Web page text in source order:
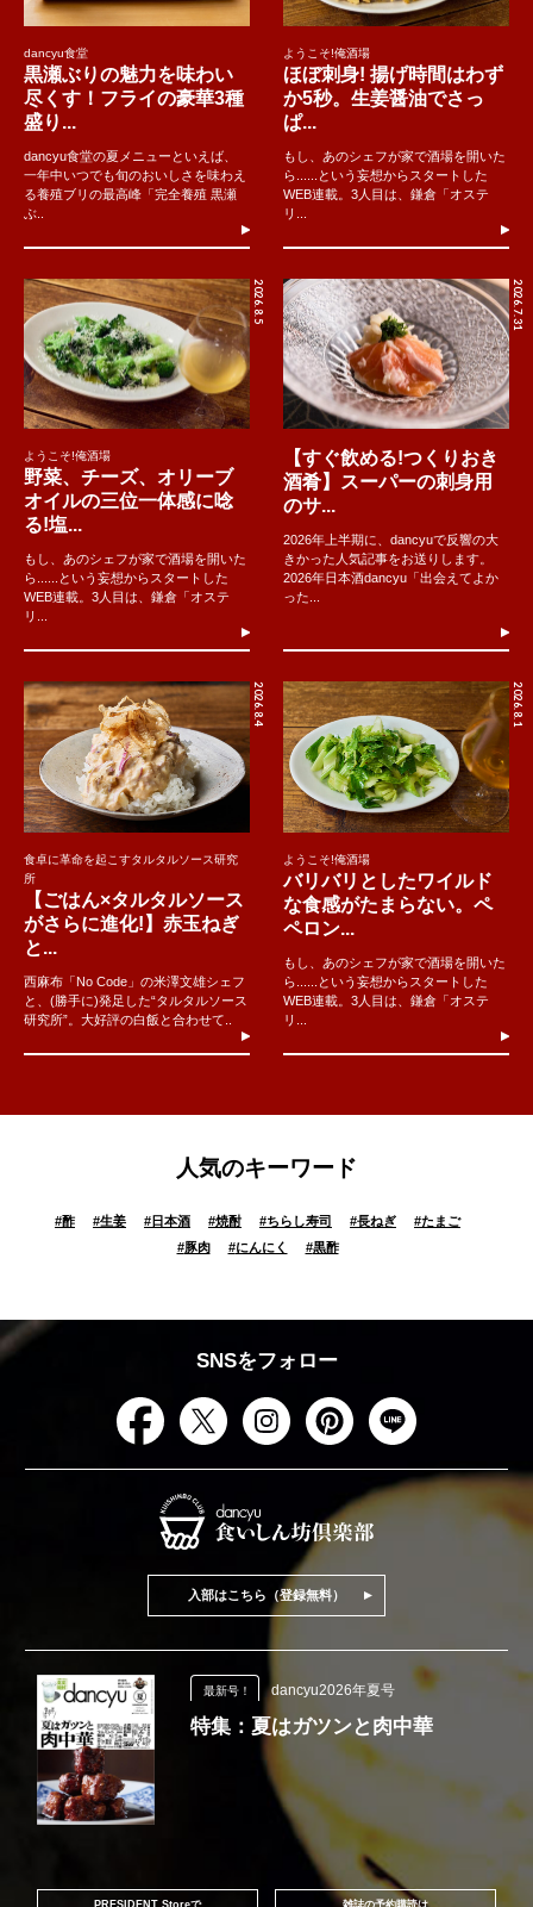
dancyu食堂
黒瀬ぶりの魅力を味わい
尽くす！フライの豪華3種
盛り...
dancyu食堂の夏メニューといえば、
一年中いつでも旬のおいしさを味わえ
る養殖ブリの最高峰「完全養殖 黒瀬
ぶ..
ようこそ!俺酒場
ほぼ刺身! 揚げ時間はわず
か5秒。生姜醤油でさっ
ぱ...
もし、あのシェフが家で酒場を開いた
ら......という妄想からスタートした
WEB連載。3人目は、鎌倉「オステ
リ...
2026.8.5
ようこそ!俺酒場
野菜、チーズ、オリーブ
オイルの三位一体感に唸
る!塩...
もし、あのシェフが家で酒場を開いた
ら......という妄想からスタートした
WEB連載。3人目は、鎌倉「オステ
リ...
2026.7.31
【すぐ飲める!つくりおき
酒肴】スーパーの刺身用
のサ...
2026年上半期に、dancyuで反響の大
きかった人気記事をお送りします。
2026年日本酒dancyu「出会えてよか
った...
2026.8.4
食卓に革命を起こすタルタルソース研究
所
【ごはん×タルタルソース
がさらに進化!】赤玉ねぎ
と...
西麻布「No Code」の米澤文雄シェフ
と、(勝手に)発足した“タルタルソース
研究所”。大好評の白飯と合わせて..
2026.8.1
ようこそ!俺酒場
バリバリとしたワイルド
な食感がたまらない。ペ
ペロン...
もし、あのシェフが家で酒場を開いた
ら......という妄想からスタートした
WEB連載。3人目は、鎌倉「オステ
リ...
人気のキーワード
#酢 #生姜 #日本酒 #焼酎 #ちらし寿司 #長ねぎ #たまご
#豚肉 #にんにく #黒酢
SNSをフォロー
入部はこちら（登録無料）
最新号！ dancyu2026年夏号
特集：夏はガツンと肉中華
PRESIDENT Storeで 雑誌の予約購読は